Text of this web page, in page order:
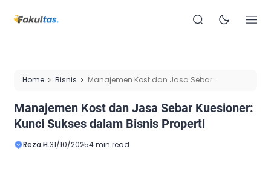
Home Bisnis
Manajemen Kost dan Jasa Sebar
Manajemen Kost dan Jasa Sebar Kuesioner:
Kunci Sukses dalam Bisnis Properti
Reza H.31/10/20254 min read